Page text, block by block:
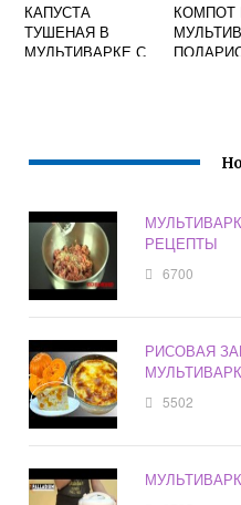
КАПУСТА
ТУШЕНАЯ В
МУЛЬТИВАРКЕ С
КОМПОТ
РЕЦЕПТЫ
6700
РИСОВАЯ
5502